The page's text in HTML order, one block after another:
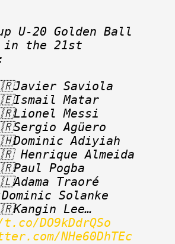
U-20 Golden Ball
in the 21st
Saviola
Matar
Messi
Agüero
Adiyiah
Henrique Almeida
Pogba
Traoré
Solanke
DO9kDdrQSo
NHe60DhTEc